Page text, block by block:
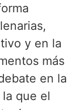
y en la
más
en la
que el